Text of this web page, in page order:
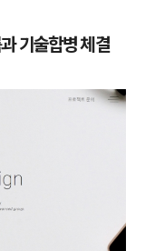
기술합병 체결